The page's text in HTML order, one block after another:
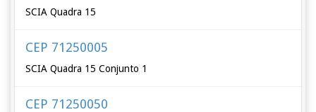
SCIA Quadra 15
CEP 71250005
SCIA Quadra 15 Conjunto 1
CEP 71250050